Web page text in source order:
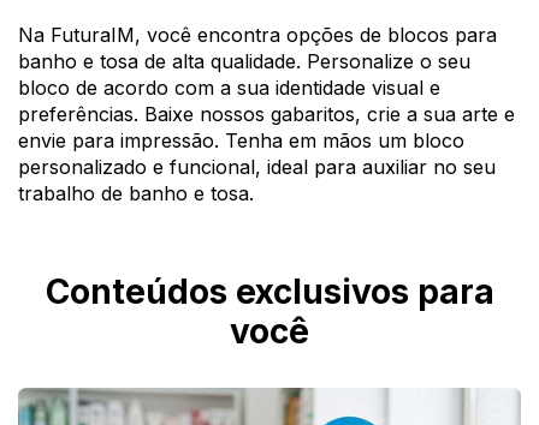
Na FuturaIM, você encontra opções de blocos para
banho e tosa de alta qualidade. Personalize o seu
bloco de acordo com a sua identidade visual e
preferências. Baixe nossos gabaritos, crie a sua arte e
envie para impressão. Tenha em mãos um bloco
personalizado e funcional, ideal para auxiliar no seu
trabalho de banho e tosa.
Conteúdos exclusivos para
você